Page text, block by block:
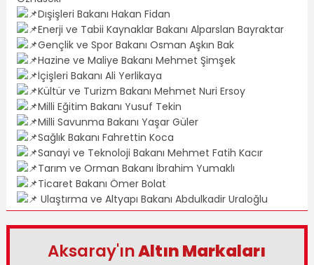
Dışişleri Bakanı Hakan Fidan
Enerji ve Tabii Kaynaklar Bakanı Alparslan Bayraktar
Gençlik ve Spor Bakanı Osman Aşkın Bak
Hazine ve Maliye Bakanı Mehmet Şimşek
İçişleri Bakanı Ali Yerlikaya
Kültür ve Turizm Bakanı Mehmet Nuri Ersoy
Milli Eğitim Bakanı Yusuf Tekin
Milli Savunma Bakanı Yaşar Güler
Sağlık Bakanı Fahrettin Koca
Sanayi ve Teknoloji Bakanı Mehmet Fatih Kacır
Tarım ve Orman Bakanı İbrahim Yumaklı
Ticaret Bakanı Ömer Bolat
Ulaştırma ve Altyapı Bakanı Abdulkadir Uraloğlu
Aksaray'ınAltın Markaları